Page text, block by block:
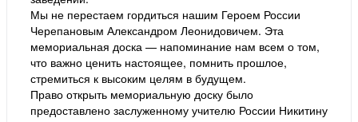
Мы не перестаем гордиться нашим Героем России
Черепановым Александром Леонидовичем. Эта
мемориальная доска — напоминание нам всем о том,
что важно ценить настоящее, помнить прошлое,
стремиться к высоким целям в будущем.
Право открыть мемориальную доску было
предоставлено заслуженному учителю России Никитину